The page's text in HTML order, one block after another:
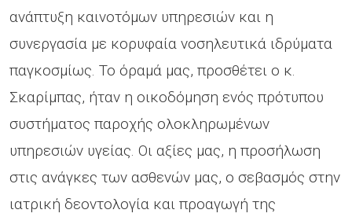
ανάπτυξη καινοτόμων υπηρεσιών και η
συνεργασία με κορυφαία νοσηλευτικά ιδρύματα
παγκοσμίως. Το όραμά μας, προσθέτει ο κ.
Σκαρίμπας, ήταν η οικοδόμηση ενός πρότυπου
συστήματος παροχής ολοκληρωμένων
υπηρεσιών υγείας. Οι αξίες μας, η προσήλωση
στις ανάγκες των ασθενών μας, ο σεβασμός στην
ιατρική δεοντολογία και προαγωγή της